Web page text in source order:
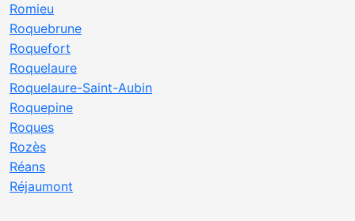
Romieu
Roquebrune
Roquefort
Roquelaure
Roquelaure-Saint-Aubin
Roquepine
Roques
Rozès
Réans
Réjaumont